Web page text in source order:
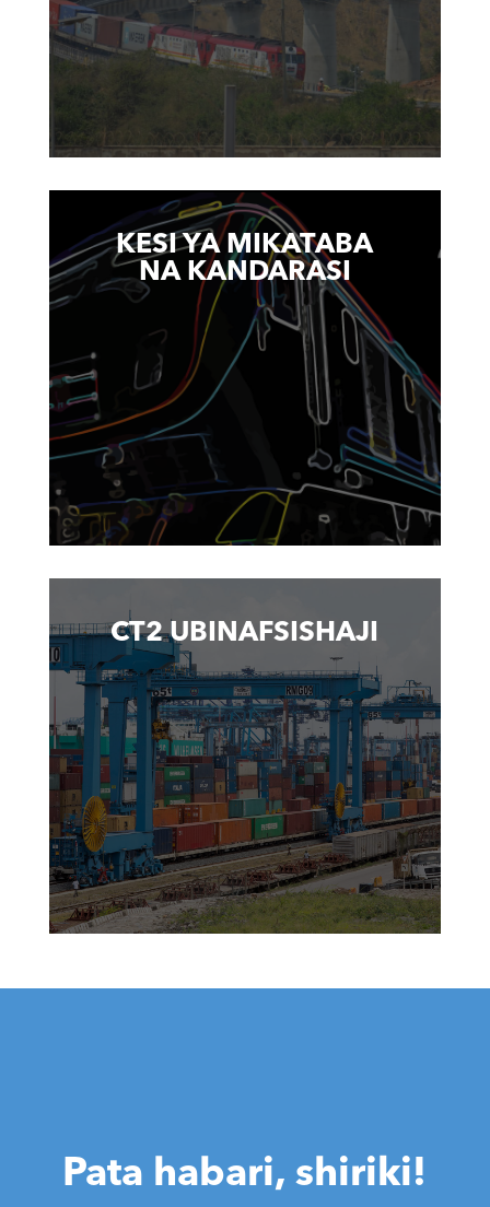
KESI YA MIKATABA
NA KANDARASI
CT2 UBINAFSISHAJI
Pata habari, shiriki!